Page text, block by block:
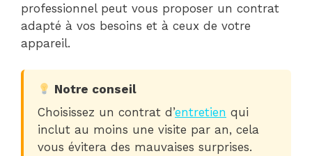
professionnel peut vous proposer un contrat
adapté à vos besoins et à ceux de votre
appareil.
Notre conseil
Choisissez un contrat d’entretien qui
inclut au moins une visite par an, cela
vous évitera des mauvaises surprises.